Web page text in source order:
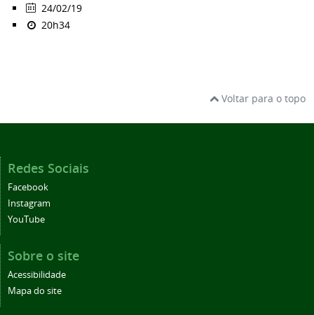
24/02/19
20h34
Voltar para o topo
Redes Sociais
Facebook
Instagram
YouTube
Sobre o site
Acessibilidade
Mapa do site